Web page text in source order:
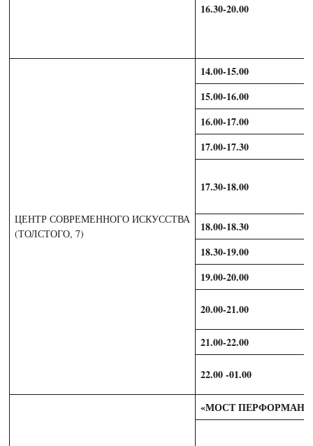
16.30-20.00
ЦЕНТР СОВРЕМЕННОГО ИСКУССТВА
(ТОЛСТОГО, 7)
14.00-15.00
15.00-16.00
16.00-17.00
17.00-17.30
17.30-18.00
18.00-18.30
18.30-19.00
19.00-20.00
20.00-21.00
21.00-22.00
22.00 -01.00
«МОСТ